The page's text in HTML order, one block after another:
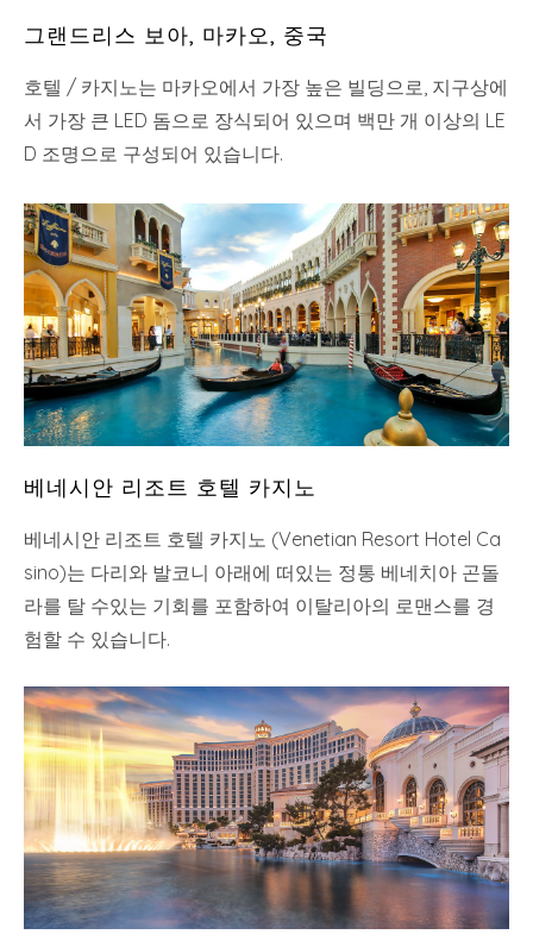
그랜드리스 보아, 마카오, 중국
호텔 / 카지노는 마카오에서 가장 높은 빌딩으로, 지구상에
서 가장 큰 LED 돔으로 장식되어 있으며 백만 개 이상의 LE
D 조명으로 구성되어 있습니다.
베네시안 리조트 호텔 카지노
베네시안 리조트 호텔 카지노 (Venetian Resort Hotel Ca
sino)는 다리와 발코니 아래에 떠있는 정통 베네치아 곤돌
라를 탈 수있는 기회를 포함하여 이탈리아의 로맨스를 경
험할 수 있습니다.